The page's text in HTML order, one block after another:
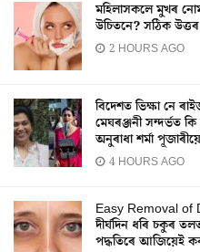
মহিলাসকলে মুখৰ
উচিতনে? সঠিক
2 HOURS AGO
বিদেশত ভিক্ষা নে
মেঘৰঞ্জনী সন্দৰ্ভত
অনুৰাধা শৰ্মা
4 HOURS AGO
Easy Removal of
দীৰ্ঘদিন ধৰি চকুৰ
পদ্ধতিৰে আজিয়েই